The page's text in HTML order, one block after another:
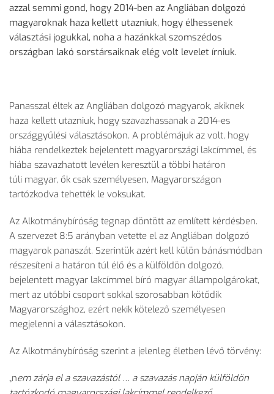
azzal semmi gond, hogy 2014-ben az Angliában dolgozó
magyaroknak haza kellett utazniuk, hogy élhessenek
választási jogukkal, noha a hazánkkal szomszédos
országban lakó sorstársaiknak elég volt levelet írniuk.
Panasszal éltek az Angliában dolgozó magyarok, akiknek
haza kellett utazniuk, hogy szavazhassanak a 2014-es
országgyűlési választásokon. A problémájuk az volt, hogy
hiába rendelkeztek bejelentett magyarországi lakcímmel, és
hiába szavazhatott levélen keresztül a többi határon
túli magyar, ők csak személyesen, Magyarországon
tartózkodva tehették le voksukat.
Az Alkotmánybíróság tegnap döntött az említett kérdésben.
A szervezet 8:5 arányban vetette el az Angliában dolgozó
magyarok panaszát. Szerintük azért kell külön bánásmódban
részesíteni a határon túl élő és a külföldön dolgozó,
bejelentett magyar lakcímmel bíró magyar állampolgárokat,
mert az utóbbi csoport sokkal szorosabban kötődik
Magyarországhoz, ezért nekik kötelező személyesen
megjelenni a választásokon.
Az Alkotmánybíróság szerint a jelenleg életben lévő törvény:
„nem zárja el a szavazástól … a szavazás napján külföldön